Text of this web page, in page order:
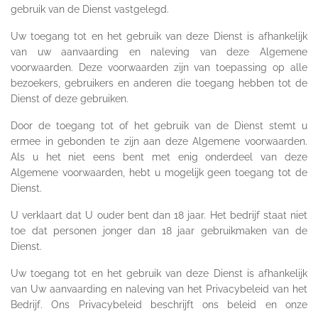
gebruik van de Dienst vastgelegd.
Uw toegang tot en het gebruik van deze Dienst is afhankelijk
van uw aanvaarding en naleving van deze Algemene
voorwaarden. Deze voorwaarden zijn van toepassing op alle
bezoekers, gebruikers en anderen die toegang hebben tot de
Dienst of deze gebruiken.
Door de toegang tot of het gebruik van de Dienst stemt u
ermee in gebonden te zijn aan deze Algemene voorwaarden.
Als u het niet eens bent met enig onderdeel van deze
Algemene voorwaarden, hebt u mogelijk geen toegang tot de
Dienst.
U verklaart dat U ouder bent dan 18 jaar. Het bedrijf staat niet
toe dat personen jonger dan 18 jaar gebruikmaken van de
Dienst.
Uw toegang tot en het gebruik van deze Dienst is afhankelijk
van Uw aanvaarding en naleving van het Privacybeleid van het
Bedrijf. Ons Privacybeleid beschrijft ons beleid en onze